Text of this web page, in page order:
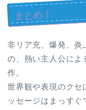
まとめ！
非リア充、爆発、
の、熱い主人公によ
作。
世界観や表現のクセ
ッセージはまっすぐ